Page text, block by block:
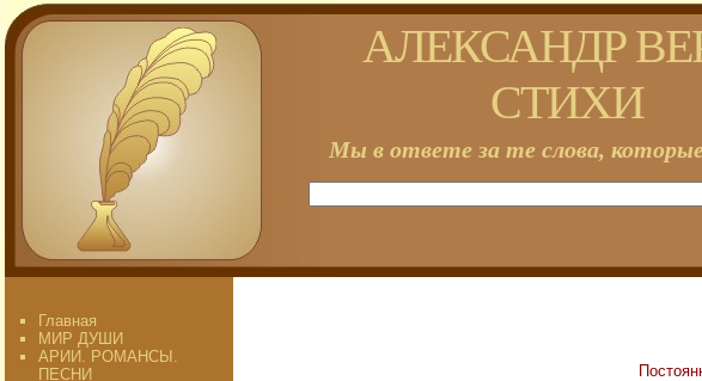
АЛЕКСАНДР
СТИХИ
Мы в ответе за те слова,
Главная
МИР ДУШИ
АРИИ. РОМАНСЫ.
ПЕСНИ